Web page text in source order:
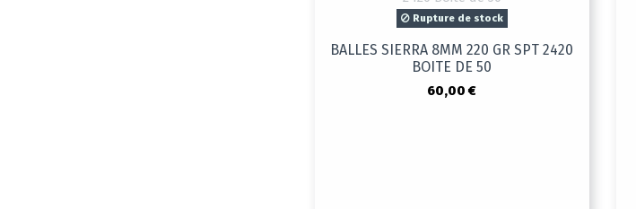
Rupture de stock
BALLES SIERRA 8MM 220 GR SPT 2420
BOITE DE 50
60,00 €